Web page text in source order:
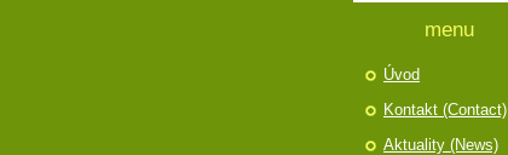
menu
Úvod
Kontakt (Contact)
Aktuality (News)